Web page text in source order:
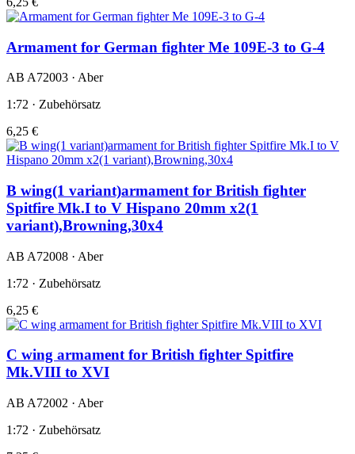
Armament for German fighter Me 109E-3 to G-4
AB A72003 · Aber
1:72 · Zubehörsatz
6,25 €
B wing(1 variant)armament for British fighter
Spitfire Mk.I to V Hispano 20mm x2(1
variant),Browning,30x4
AB A72008 · Aber
1:72 · Zubehörsatz
6,25 €
C wing armament for British fighter Spitfire
Mk.VIII to XVI
AB A72002 · Aber
1:72 · Zubehörsatz